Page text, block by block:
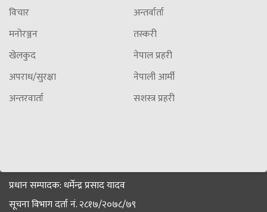
विचार
मनोरञ्जन
खेलकुद
अपराध/सुरक्षा
अन्तरवार्ता
अन्तर्वार्ता
तस्करी
नेपाल प्रहरी
नेपाली आर्मी
सशस्त्र प्रहरी
प्रधान सम्पादक: धर्मेन्द्र प्रसाद यादव
सूचना विभाग दर्ता नं. २८१७/२०७८/७९